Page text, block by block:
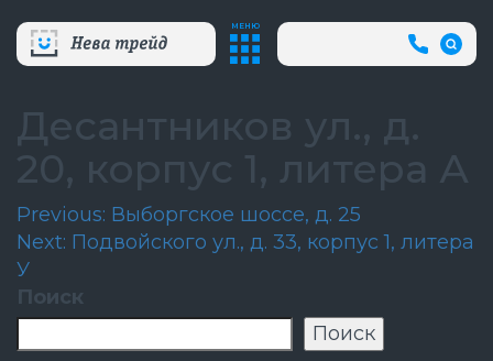
МЕНЮ
+7
(812)
Десантников ул., д.
20, корпус 1, литера А
Навигация
по
записям
Previous: Выборгское шоссе, д. 25
Next: Подвойского ул., д. 33, корпус 1, литера
У
Поиск
Поиск